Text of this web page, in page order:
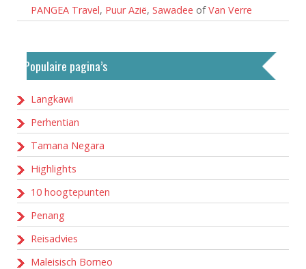
PANGEA Travel, Puur Azië, Sawadee ofVan Verre
Populaire pagina’s
Langkawi
Perhentian
Tamana Negara
Highlights
10 hoogtepunten
Penang
Reisadvies
Maleisisch Borneo